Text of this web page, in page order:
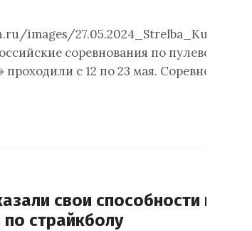
images/
соревнования по пулевой
с 12 по 23 мая. Соревнования
свои способности на
страйкболу